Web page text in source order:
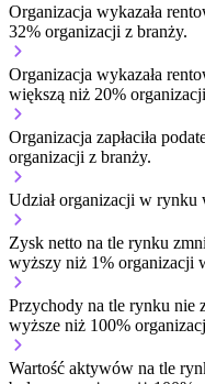
Organizacja wykazała
32% organizacji z branży.
Organizacja wykazała
większą niż 20%
Organizacja zapłaciła
organizacji z branży.
Udział organizacji w rynku
Zysk netto na tle rynku
wyższy niż 1% organizacji
Przychody na tle rynku nie
wyższe niż 100%
Wartość aktywów na tle